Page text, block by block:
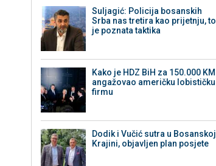
Suljagić: Policija bosanskih
Srba nas tretira kao prijetnju, to
je poznata taktika
Kako je HDZ BiH za 150.000 KM
angažovao američku lobističku
firmu
Dodik i Vučić sutra u Bosanskoj
Krajini, objavljen plan posjete